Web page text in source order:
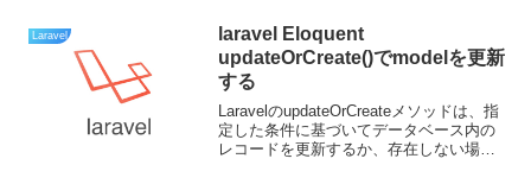
Laravel
laravel Eloquent
updateOrCreate()でmodelを更新
する
LaravelのupdateOrCreateメソッドは、指
定した条件に基づいてデータベース内の
レコードを更新するか、存在しない場合